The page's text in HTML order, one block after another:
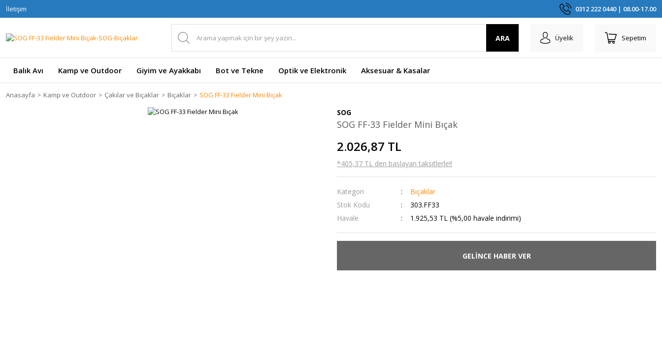
İletişim 0312 222 0440 | 08.00-17.00
ARA Üyelik Sepetim
Balık Avı Kamp ve Outdoor Giyim ve Ayakkabı Bot ve Tekne Optik ve Elektronik Aksesuar & Kasalar
Anasayfa Kamp ve Outdoor Çakılar ve Bıçaklar Bıçaklar SOG FF-33 Fielder Mini Bıçak
SOG
SOG FF-33 Fielder Mini Bıçak
2.026,87 TL
*405,37 TL den başlayan taksitlerle!!
Kategori
Bıçaklar
Stok Kodu
303.FF33
Havale
1.925,53 TL (%5,00 havale indirimi)
GELİNCE HABER VER